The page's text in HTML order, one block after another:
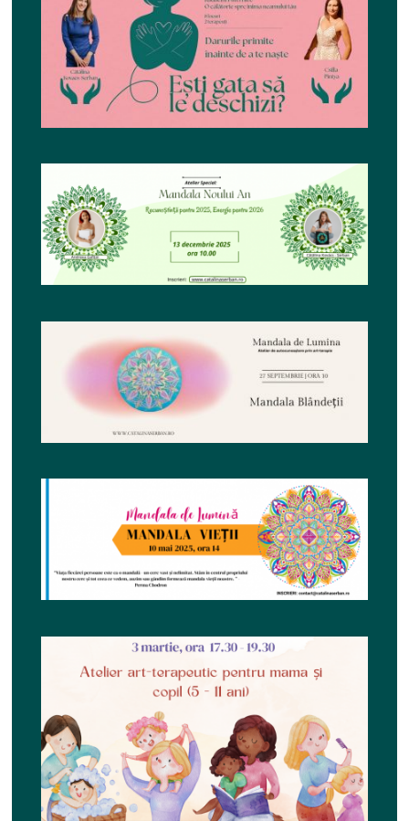
Contact
Șezătoare ,,Darurile
primite înainte de a te
naște”
Atelier special:
Mandala Noului An –
13 decembrie 2025,
ora 10
Mandala de Lumină –
Mandala Blândeții – 27
septembrie, ora 10
Mandala de Lumină –
Mandala Vieții – 10
mai, ora 14
Atelier art-terapeutic
pentru mama și copil –
3 martie, ora 17.30